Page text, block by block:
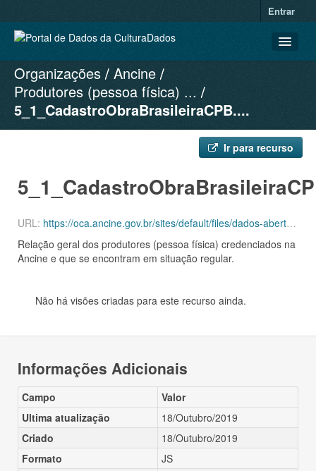
Entrar
CONJUNTOS DE DADOS
ORGANIZAÇÕES
GRUPOS
Organizações
Ancine
Produtores (pessoa física) ...
5_1_CadastroObraBrasileiraCPB....
Ir para recurso
URL: https://oca.ancine.gov.br/sites/default/files/dados-abertos/5_1_CadastroObraBrasileiraCPB.js
Relação geral dos produtores (pessoa física) credenciados na
Ancine e que se encontram em situação regular.
Não há visões criadas para este recurso ainda.
Informações Adicionais
Campo
Valor
Ultima atualização
18/Outubro/2019
Criado
18/Outubro/2019
Formato
JS